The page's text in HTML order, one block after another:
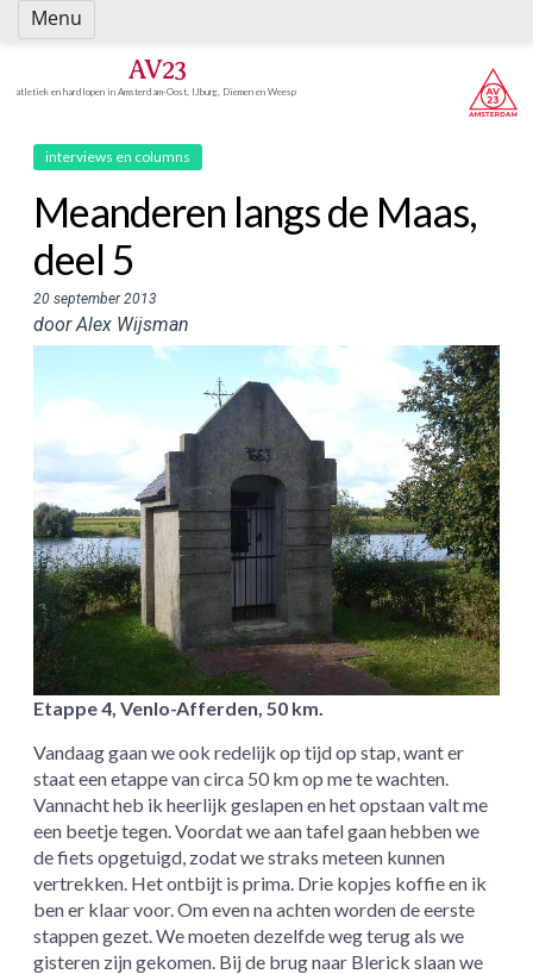
Spring
naar
AV23
atletiek en hardlopen in Amsterdam-Oost, IJburg, Diemen en Weesp
interviews en columns
Meanderen langs de Maas,
deel 5
20 september 2013
door Alex Wijsman
Etappe 4, Venlo-Afferden, 50 km.
Vandaag gaan we ook redelijk op tijd op stap, want er
staat een etappe van circa 50 km op me te wachten.
Vannacht heb ik heerlijk geslapen en het opstaan valt me
een beetje tegen. Voordat we aan tafel gaan hebben we
de fiets opgetuigd, zodat we straks meteen kunnen
vertrekken. Het ontbijt is prima. Drie kopjes koffie en ik
ben er klaar voor. Om even na achten worden de eerste
stappen gezet. We moeten dezelfde weg terug als we
gisteren zijn gekomen. Bij de brug naar Blerick slaan we
Menu